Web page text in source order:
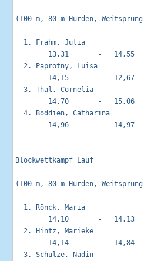
(100 m, 80 m Hürden,
1. Frahm, Julia
13,31       -   14,55
2. Paprotny, Luisa
14,15       -   12,67
3. Thal, Cornelia
14,70       -   15,06
4. Boddien, Catharina
14,96       -   14,97
Blockwettkampf Lauf
(100 m, 80 m Hürden,
1. Rönck, Maria
14,10       -   14,13
2. Hintz, Marieke
14,14       -   14,84
3. Schulze, Nadin